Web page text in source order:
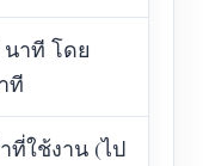
นาที โดย
ที
ที่ใช้งาน (ไป